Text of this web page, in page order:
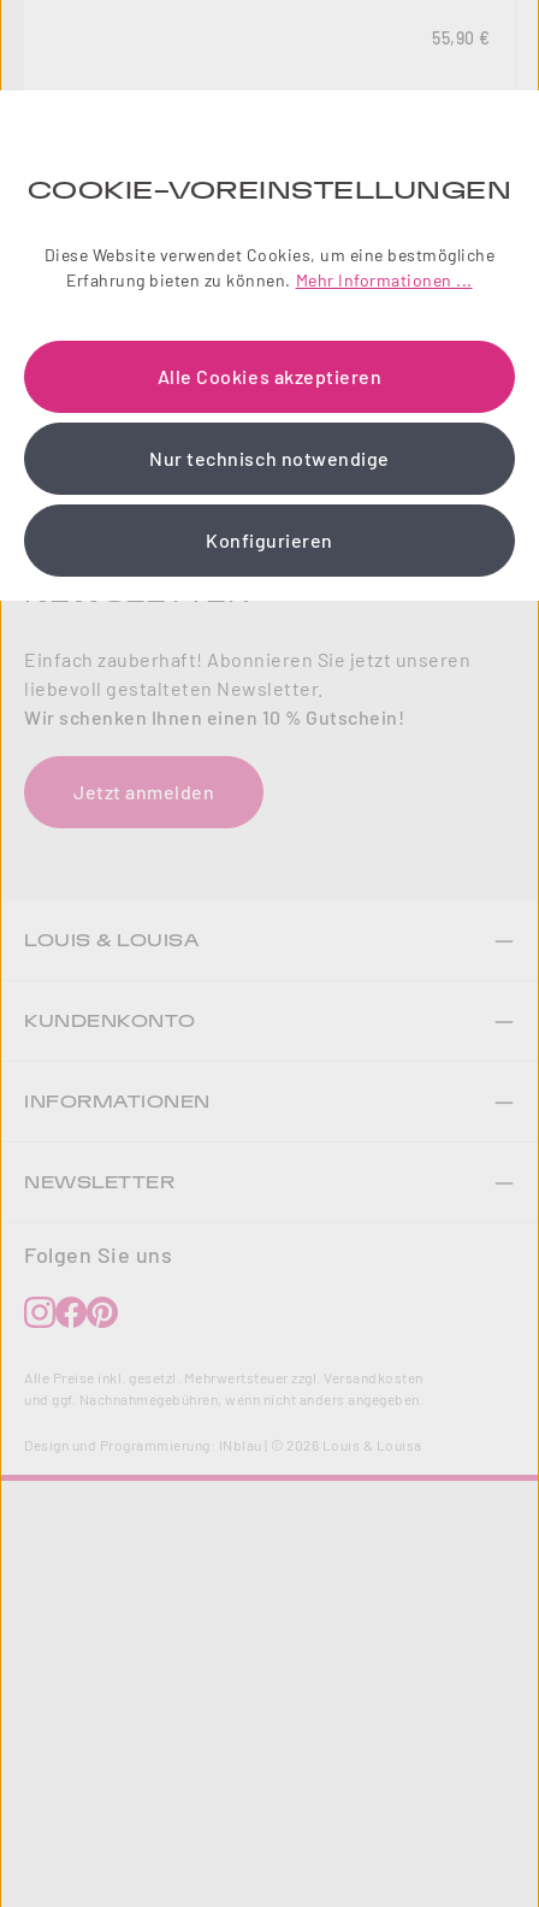
Regulärer
55,90 €
Einfach zauberhaft! Abonnieren Sie jetzt unseren
liebevoll gestalteten Newsletter.
Wir schenken Ihnen einen 10 % Gutschein!
Jetzt anmelden
LOUIS & LOUISA
KUNDENKONTO
INFORMATIONEN
NEWSLETTER
Folgen Sie uns
Alle Preise inkl. gesetzl. Mehrwertsteuer zzgl. Versandkosten
und ggf. Nachnahmegebühren, wenn nicht anders angegeben.
Design und Programmierung: INblau | © 2026 Louis & Louisa
COOKIE-VOREINSTELLUNGEN
Diese Website verwendet Cookies, um eine bestmögliche
Erfahrung bieten zu können. Mehr Informationen ...
Alle Cookies akzeptieren
Nur technisch notwendige
Konfigurieren